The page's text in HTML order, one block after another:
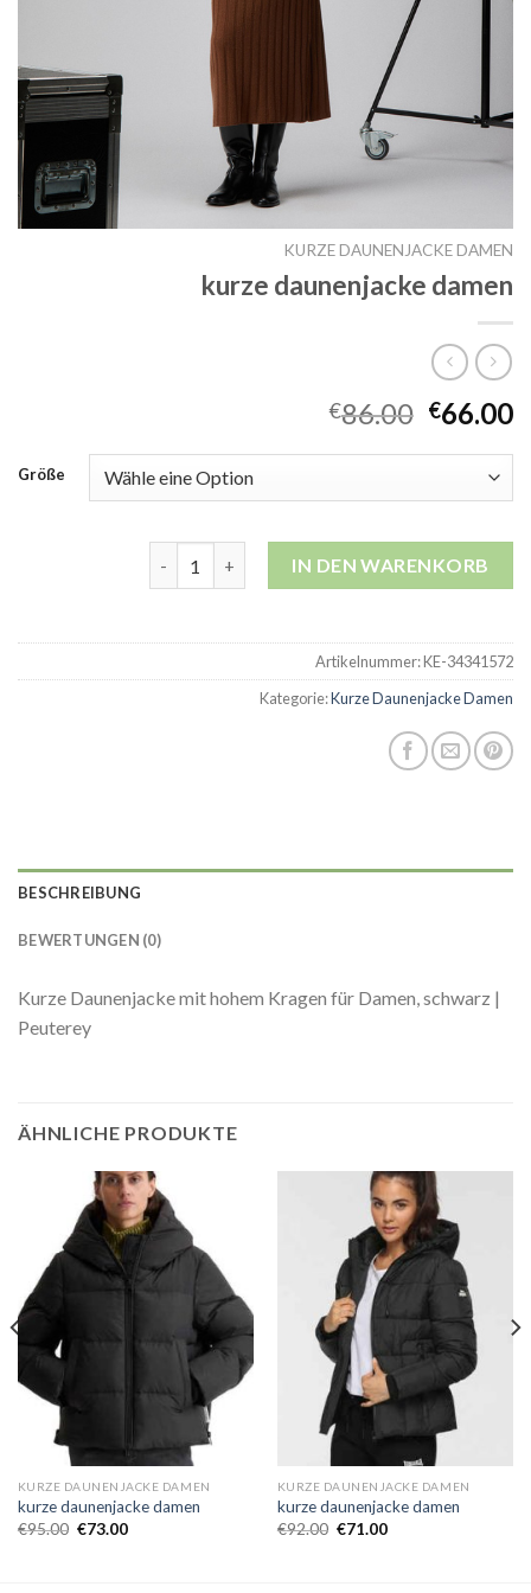
KURZE DAUNENJACKE DAMEN
kurze daunenjacke damen
€86.00 €66.00
Größe
IN DEN WARENKORB
Artikelnummer:KE-34341572
Kategorie:Kurze Daunenjacke Damen
BESCHREIBUNG
BEWERTUNGEN (0)
Kurze Daunenjacke mit hohem Kragen für Damen, schwarz |
Peuterey
ÄHNLICHE PRODUKTE
KURZE DAUNENJACKE DAMEN
kurze daunenjacke damen
€95.00 €73.00
KURZE DAUNENJACKE DAMEN
kurze daunenjacke damen
€92.00 €71.00